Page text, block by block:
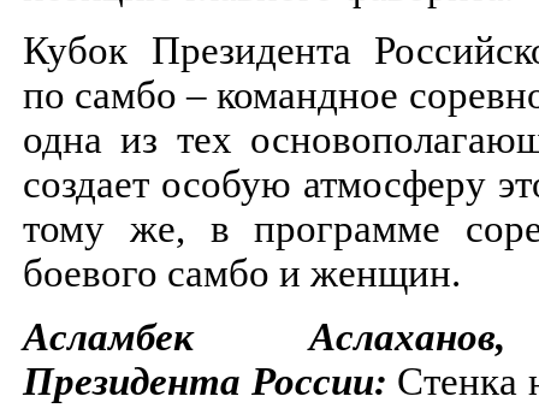
Кубок Президента
по самбо – командное
одна из тех
создает особую атмосферу
тому же, в программе
боевого самбо и женщин.
Асламбек
Президента России: Стенка